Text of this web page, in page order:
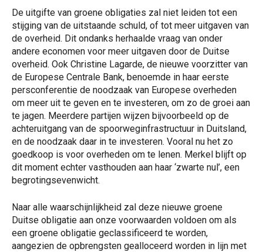
De uitgifte van groene obligaties zal niet leiden tot een
stijging van de uitstaande schuld, of tot meer uitgaven van
de overheid. Dit ondanks herhaalde vraag van onder
andere economen voor meer uitgaven door de Duitse
overheid. Ook Christine Lagarde, de nieuwe voorzitter van
de Europese Centrale Bank, benoemde in haar eerste
persconferentie de noodzaak van Europese overheden
om meer uit te geven en te investeren, om zo de groei aan
te jagen. Meerdere partijen wijzen bijvoorbeeld op de
achteruitgang van de spoorweginfrastructuur in Duitsland,
en de noodzaak daar in te investeren. Vooral nu het zo
goedkoop is voor overheden om te lenen. Merkel blijft op
dit moment echter vasthouden aan haar ‘zwarte nul’, een
begrotingsevenwicht.
Naar alle waarschijnlijkheid zal deze nieuwe groene
Duitse obligatie aan onze voorwaarden voldoen om als
een groene obligatie geclassificeerd te worden,
aangezien de opbrengsten gealloceerd worden in lijn met